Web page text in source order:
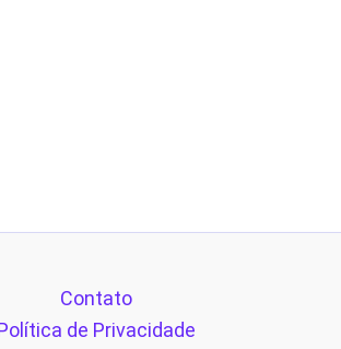
Contato
de Privacidade